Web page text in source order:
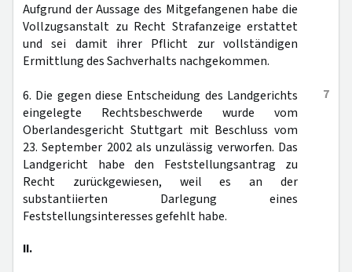
Aufgrund der Aussage des Mitgefangenen habe die
Vollzugsanstalt zu Recht Strafanzeige erstattet
und sei damit ihrer Pflicht zur vollständigen
Ermittlung des Sachverhalts nachgekommen.
7
6. Die gegen diese Entscheidung des Landgerichts
eingelegte Rechtsbeschwerde wurde vom
Oberlandesgericht Stuttgart mit Beschluss vom
23. September 2002 als unzulässig verworfen. Das
Landgericht habe den Feststellungsantrag zu
Recht zurückgewiesen, weil es an der
substantiierten Darlegung eines
Feststellungsinteresses gefehlt habe.
II.